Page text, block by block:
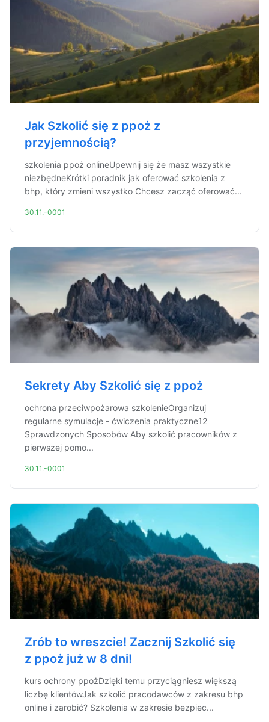
Jak Szkolić się z ppoż z
przyjemnością?
szkolenia ppoż onlineUpewnij się że masz wszystkie
niezbędneKrótki poradnik jak oferować szkolenia z
bhp, który zmieni wszystko Chcesz zacząć oferować...
30.11.-0001
Sekrety Aby Szkolić się z ppoż
ochrona przeciwpożarowa szkolenieOrganizuj
regularne symulacje - ćwiczenia praktyczne12
Sprawdzonych Sposobów Aby szkolić pracowników z
pierwszej pomo...
30.11.-0001
Zrób to wreszcie! Zacznij Szkolić się
z ppoż już w 8 dni!
kurs ochrony ppożDzięki temu przyciągniesz większą
liczbę klientówJak szkolić pracodawców z zakresu bhp
online i zarobić? Szkolenia w zakresie bezpiec...